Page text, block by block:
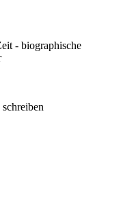
- biographische